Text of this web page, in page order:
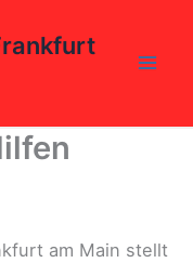
am Main stellt